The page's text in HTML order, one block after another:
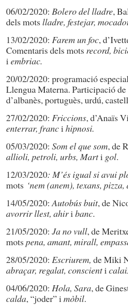
06/02/2020: Bolero del lladre,
dels motslladre, festejar,
13/02/2020: Farem un foc,
Comentaris dels mots record,
iembriac.
20/02/2020: programació
Llengua Materna. Participació
d’albanès, portuguès, urdú,
27/02/2020: Friccions, d’Anaïs
enterrar, francihipnosi.
05/03/2020: Som el que som, de
allioli, petroli, urbs, Martigol.
12/03/2020: M’és igual si avui
mots ‘nem (anem), texans,
14/05/2020:Autobús buit, de
avorrir llest, ahiribanc.
21/05/2020: Ja no vull, de
motspena, amant, mirall,
28/05/2020: Escriurem, de Miki
abraçar, regalat, conscienti
04/06/2020: Hola, Sara, de
calda, “joder” imòbil.